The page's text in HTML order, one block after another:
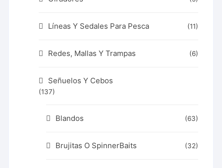
Líneas Y Sedales Para Pesca (11)
Redes, Mallas Y Trampas (6)
Señuelos Y Cebos
(137)
Blandos (63)
Brujitas O SpinnerBaits (32)